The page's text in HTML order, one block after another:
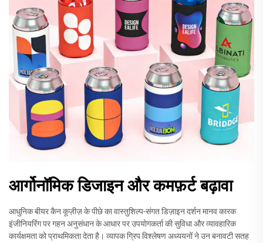
आर्गोनॉमिक डिजाइन और कमफ़र्ट बढ़ावा
आधुनिक बीयर कैन कूज़ीज़ के पीछे का वास्तुशिल्प-संगत डिज़ाइन दर्शन मानव कारक
इंजीनियरिंग पर गहन अनुसंधान के आधार पर उपयोगकर्ता की सुविधा और व्यावहारिक
कार्यक्षमता को प्राथमिकता देता है। व्यापक ग्रिप विश्लेषण अध्ययनों ने उन बनावटी सतह